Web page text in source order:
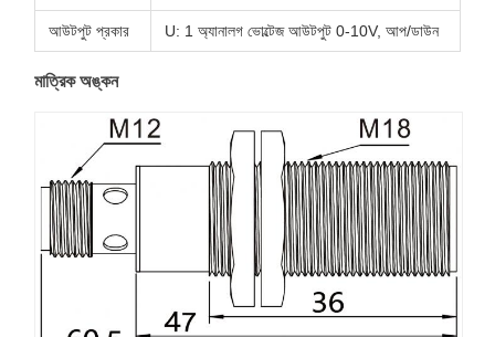
আউটপুট প্রকার U: 1 অ্যানালগ ভোল্টেজ আউটপুট 0-10V, আপ/ডাউন
মাত্রিক অঙ্কন